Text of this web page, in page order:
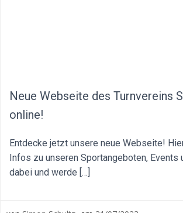
Neue Webseite des Turnvereins
online!
Entdecke jetzt unsere neue Webseite!
Infos zu unseren Sportangeboten, Events
dabei und werde […]